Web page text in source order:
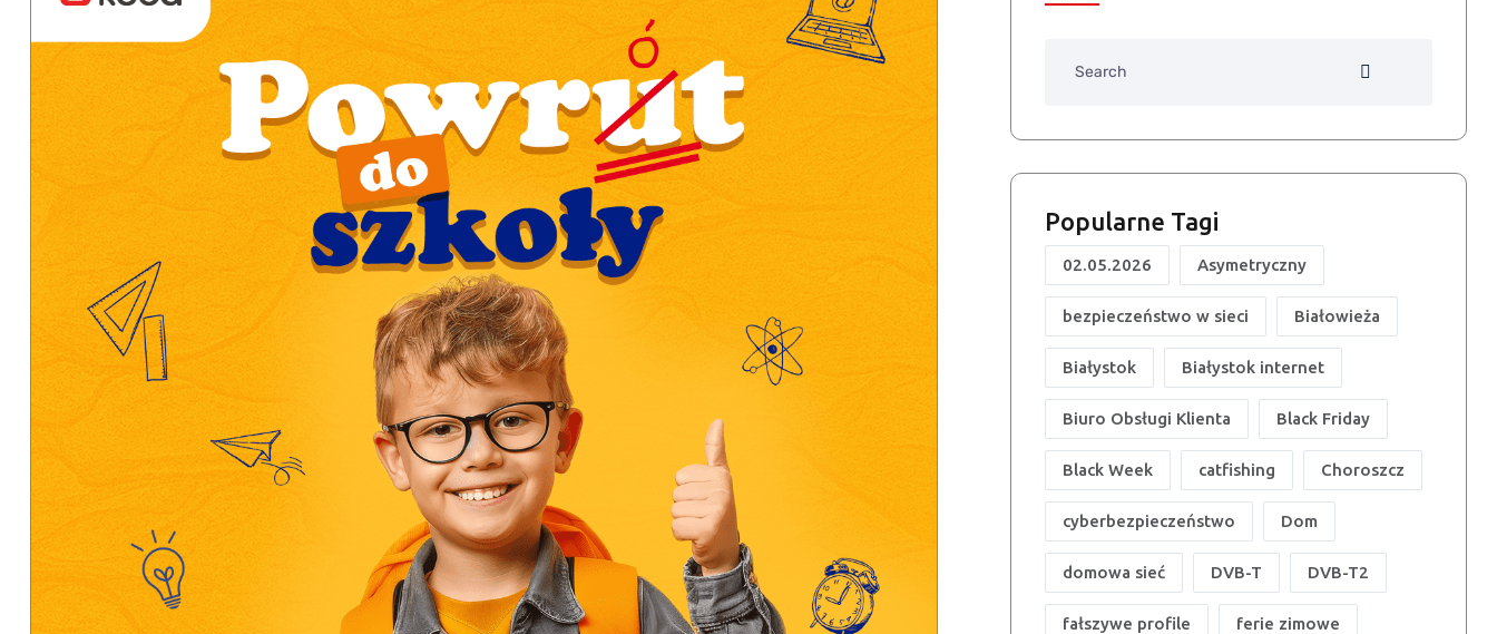
Popularne Tagi
02.05.2026 Asymetryczny
bezpieczeństwo w sieci Białowieża
Białystok Białystok internet
Biuro Obsługi Klienta Black Friday
Black Week catfishing Choroszcz
cyberbezpieczeństwo Dom
domowa sieć DVB-T DVB-T2
fałszywe profile ferie zimowe